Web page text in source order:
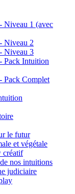
Niveau 1 (avec
Niveau 2
Niveau 3
Pack Intuition
Pack Complet
le futur
et végétale
créatif
nos intuitions
judiciaire